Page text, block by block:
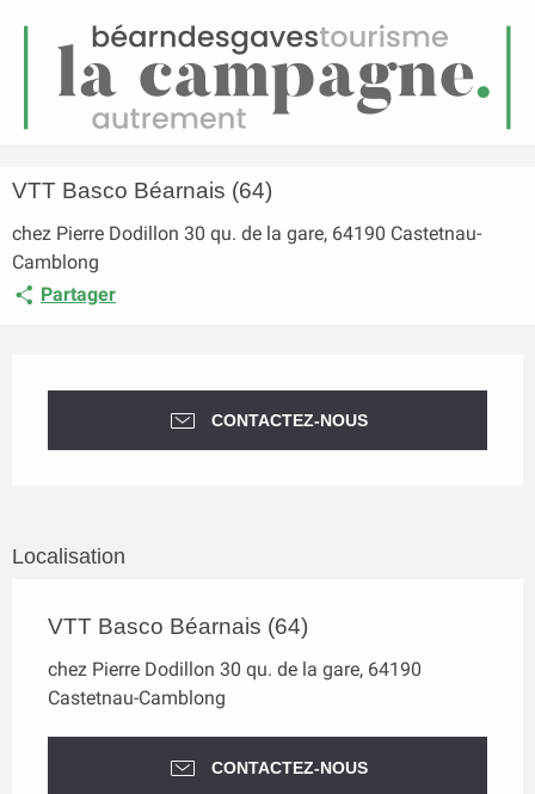
Menu
VTT Basco Béarnais (64)
VTT Basco Béarnais (64)
chez Pierre Dodillon 30 qu. de la gare, 64190 Castetnau-
Camblong
Partager
CONTACTEZ-NOUS
Localisation
VTT Basco Béarnais (64)
chez Pierre Dodillon 30 qu. de la gare, 64190
Castetnau-Camblong
CONTACTEZ-NOUS